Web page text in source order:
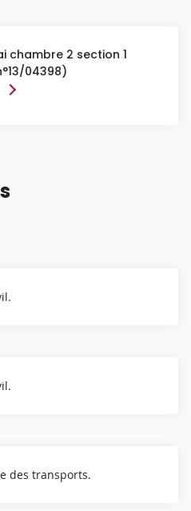
chambre 2 section 1
04398)
des transports.